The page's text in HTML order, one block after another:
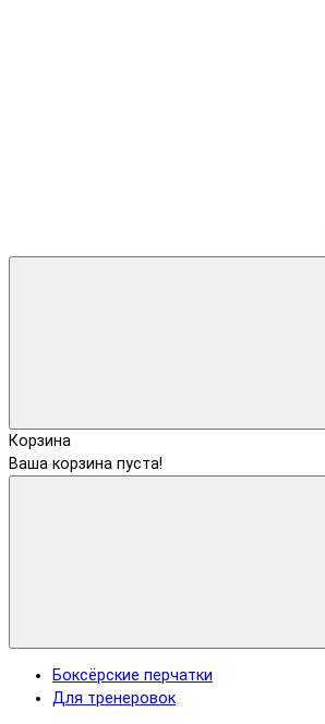
Корзина
Ваша корзина пуста!
Боксёрские перчатки
Для тренеровок